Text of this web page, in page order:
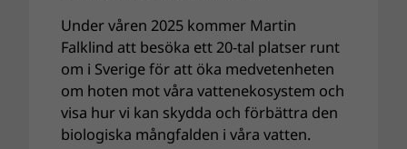
Under våren 2025 kommer Martin
Falklind att besöka ett 20-tal platser runt
om i Sverige för att öka medvetenheten
om hoten mot våra vattenekosystem och
visa hur vi kan skydda och förbättra den
biologiska mångfalden i våra vatten.